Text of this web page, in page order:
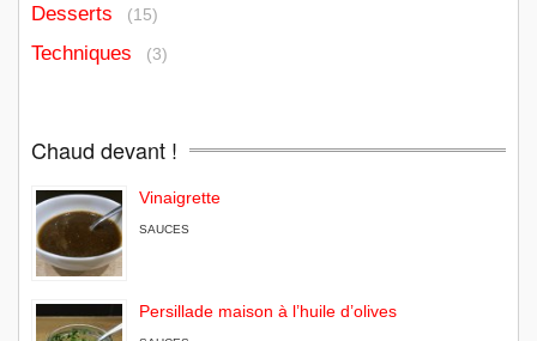
Desserts (15)
Techniques (3)
Chaud devant !
Vinaigrette
SAUCES
Persillade maison à l’huile d’olives